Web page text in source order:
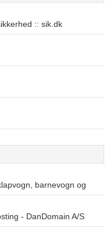
:: sik.dk
barnevogn og
- DanDomain A/S